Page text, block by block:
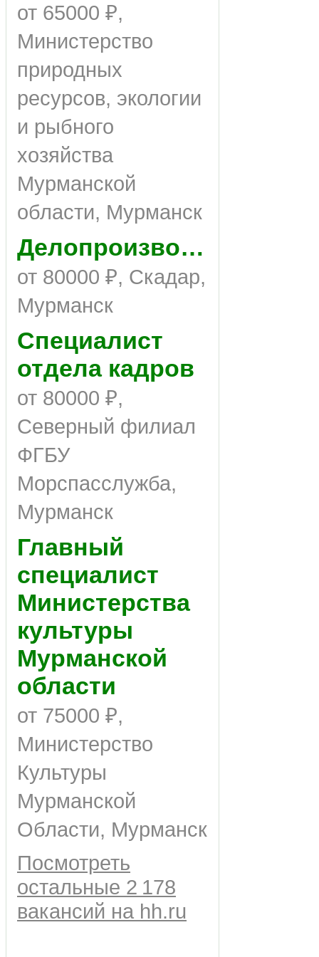
от 65000 ₽,
Министерство
природных
ресурсов, экологии
и рыбного
хозяйства
Мурманской
области, Мурманск
Делопроизводитель
от 80000 ₽, Скадар,
Мурманск
Специалист
отдела кадров
от 80000 ₽,
Северный филиал
ФГБУ
Морспасслужба,
Мурманск
Главный
специалист
Министерства
культуры
Мурманской
области
от 75000 ₽,
Министерство
Культуры
Мурманской
Области, Мурманск
Посмотреть
остальные 2 178
вакансий на hh.ru